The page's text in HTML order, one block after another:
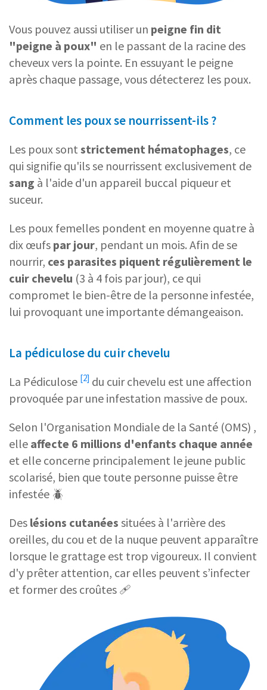
Vous pouvez aussi utiliser un peigne fin dit
"peigne à poux" en le passant de la racine des
cheveux vers la pointe. En essuyant le peigne
après chaque passage, vous détecterez les poux.
Comment les poux se nourrissent-ils ?
Les poux sont strictement hématophages, ce
qui signifie qu'ils se nourrissent exclusivement de
sang à l'aide d'un appareil buccal piqueur et
suceur.
Les poux femelles pondent en moyenne quatre à
dix œufs par jour, pendant un mois. Afin de se
nourrir, ces parasites piquent régulièrement le
cuir chevelu (3 à 4 fois par jour), ce qui
compromet le bien-être de la personne infestée,
lui provoquant une importante démangeaison.
La pédiculose du cuir chevelu
La Pédiculose [2] du cuir chevelu est une affection
provoquée par une infestation massive de poux.
Selon l'Organisation Mondiale de la Santé (OMS) ,
elle affecte 6 millions d'enfants chaque année
et elle concerne principalement le jeune public
scolarisé, bien que toute personne puisse être
infestée 🪲
Des lésions cutanées situées à l'arrière des
oreilles, du cou et de la nuque peuvent apparaître
lorsque le grattage est trop vigoureux. Il convient
d'y prêter attention, car elles peuvent s’infecter
et former des croûtes 🩹